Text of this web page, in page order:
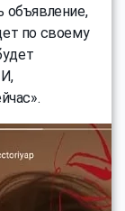
объявление,
по своему